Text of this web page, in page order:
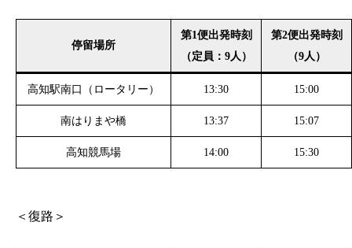
停留場所
第1便出発時刻
（定員：9人）
第2便出発時刻
（9人）
高知駅南口（ロータリー） 13:30 15:00
南はりまや橋 13:37 15:07
高知競馬場 14:00 15:30
＜復路＞